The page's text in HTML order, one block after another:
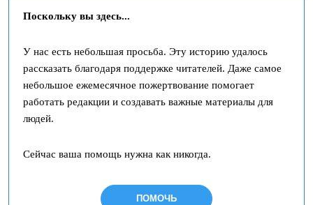
Поскольку вы здесь...
У нас есть небольшая просьба. Эту историю удалось
рассказать благодаря поддержке читателей. Даже самое
небольшое ежемесячное пожертвование помогает
работать редакции и создавать важные материалы для
людей.
Сейчас ваша помощь нужна как никогда.
ПОМОЧЬ